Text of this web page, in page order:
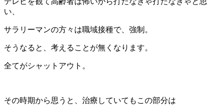
い、
サラリーマンの方々は職域接種で、強制。
そうなると、考えることが無くなります。
全てがシャットアウト。
その時期から思うと、治療していてもこの部分は